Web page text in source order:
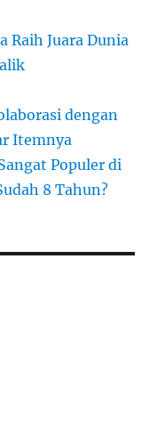
Raih Juara Dunia
dengan
Itemnya
Populer di
8 Tahun?